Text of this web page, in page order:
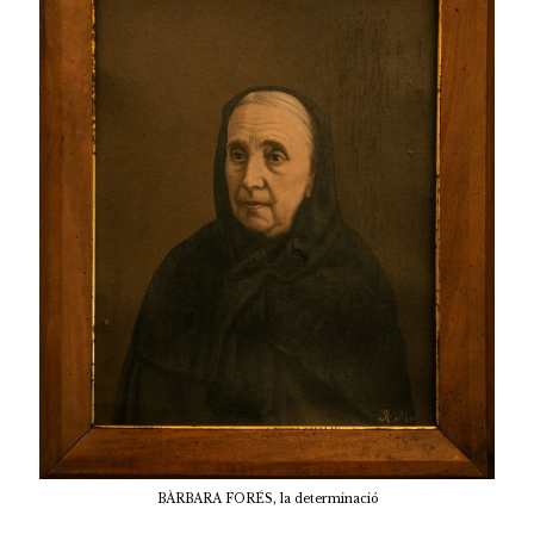
BÀRBARA FORÉS, la determinació